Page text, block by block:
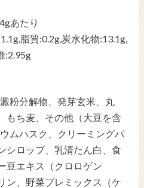
あたり
脂質:0.2g,炭水化物:13.1g,
:2.95g
粉分解物、発芽玄米、丸
もち麦、その他（大豆を含
ムハスク、クリーミングパ
シロップ、乳清たん白、食
豆エキス（クロロゲン
ン、野菜プレミックス（ケ